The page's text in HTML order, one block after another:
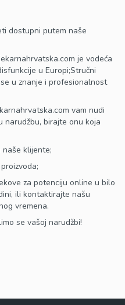
dostupni putem naše
je vodeća
u Europi;Stručni
u znanje i profesionalnost
vam nudi
narudžbu, birajte onu koja
klijente;
za potenciju online u bilo
ili kontaktirajte našu
vremena.
se vašoj narudžbi!